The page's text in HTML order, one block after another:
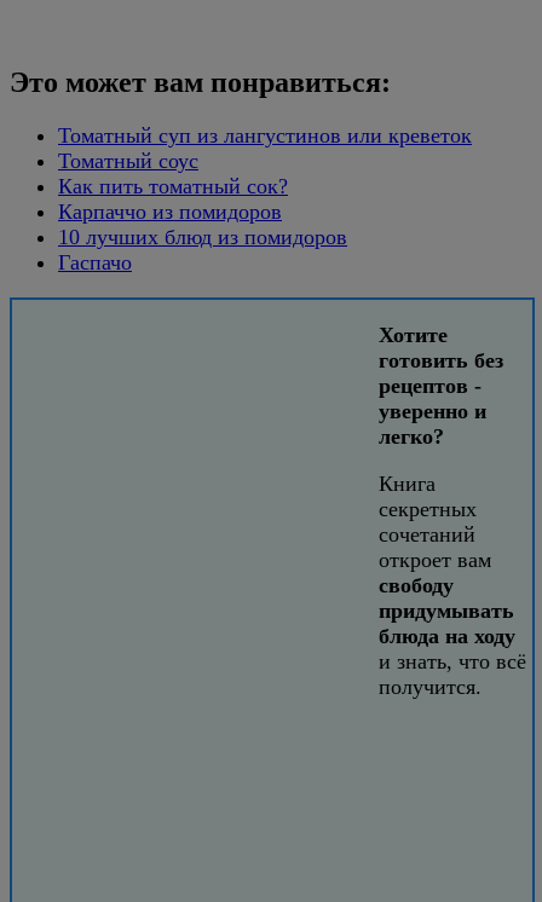
Это может вам понравиться:
Томатный суп из лангустинов или креветок
Томатный соус
Как пить томатный сок?
Карпаччо из помидоров
10 лучших блюд из помидоров
Гаспачо
Хотите
готовить без
рецептов -
уверенно и
легко?
Книга
секретных
сочетаний
откроет вам
свободу
придумывать
блюда на ходу
и знать, что всё
получится.